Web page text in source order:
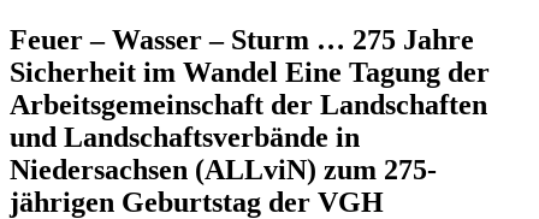
Feuer – Wasser – Sturm … 275 Jahre
Sicherheit im Wandel Eine Tagung der
Arbeitsgemeinschaft der Landschaften
und Landschaftsverbände in
Niedersachsen (ALLviN) zum 275-
jährigen Geburtstag der VGH